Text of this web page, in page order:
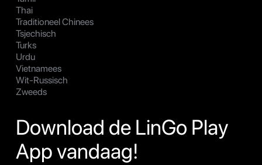
Thai
Traditioneel Chinees
Tsjechisch
Turks
Urdu
Vietnamees
Wit-Russisch
Zweeds
Download de LinGo Play
App vandaag!